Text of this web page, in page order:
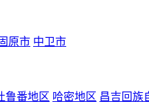
固原市 中卫市
鲁番地区 哈密地区 昌吉回族